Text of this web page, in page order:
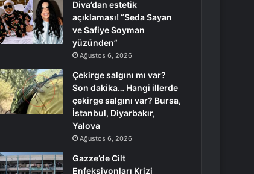
Diva’dan estetik
açıklaması! “Seda Sayan
ve Safiye Soyman
yüzünden”
Ağustos 6, 2026
Çekirge salgını mı var?
Son dakika… Hangi illerde
çekirge salgını var? Bursa,
İstanbul, Diyarbakır,
Yalova
Ağustos 6, 2026
Gazze’de Cilt
Enfeksiyonları Krizi